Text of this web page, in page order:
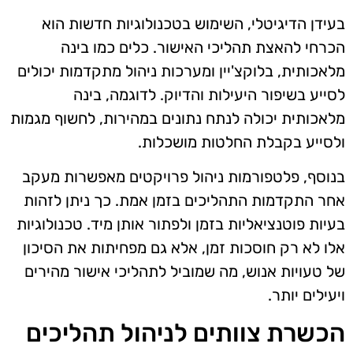
בעידן הדיגיטלי, השימוש בטכנולוגיות חדשות הוא
הכרחי להאצת תהליכי האישור. כלים כמו בינה
מלאכותית, בלוקצ'יין ומערכות ניהול מתקדמות יכולים
לסייע בשיפור היעילות והדיוק. לדוגמה, בינה
מלאכותית יכולה לנתח נתונים במהירות, לחשוף מגמות
ולסייע בקבלת החלטות מושכלות.
בנוסף, פלטפורמות ניהול פרויקטים מאפשרות מעקב
אחר התקדמות התהליכים בזמן אמת. כך ניתן לזהות
בעיות פוטנציאליות בזמן ולפתור אותן מיד. טכנולוגיות
אלו לא רק חוסכות זמן, אלא גם מפחיתות את הסיכון
של טעויות אנוש, מה שמוביל לתהליכי אישור מהירים
ויעילים יותר.
הכשרת צוותים לניהול תהליכים